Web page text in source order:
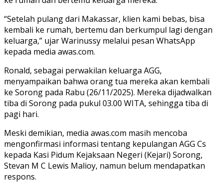
“Setelah pulang dari Makassar, klien kami bebas, bisa
kembali ke rumah, bertemu dan berkumpul lagi dengan
keluarga,” ujar Warinussy melalui pesan WhatsApp
kepada media awas.com.
Ronald, sebagai perwakilan keluarga AGG,
menyampaikan bahwa orang tua mereka akan kembali
ke Sorong pada Rabu (26/11/2025). Mereka dijadwalkan
tiba di Sorong pada pukul 03.00 WITA, sehingga tiba di
pagi hari.
Meski demikian, media awas.com masih mencoba
mengonfirmasi informasi tentang kepulangan AGG Cs
kepada Kasi Pidum Kejaksaan Negeri (Kejari) Sorong,
Stevan M C Lewis Malioy, namun belum mendapatkan
respons.